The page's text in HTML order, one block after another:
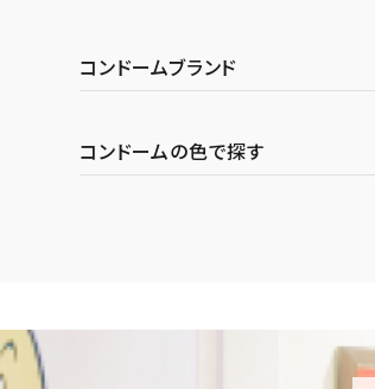
コンドームブランド
コンドームの色で探す